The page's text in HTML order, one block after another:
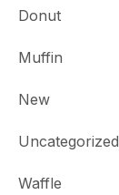
Donut
Muffin
New
Uncategorized
Waffle